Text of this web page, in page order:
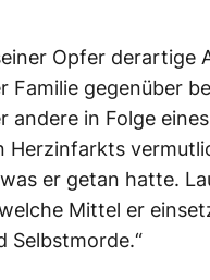
Opfer derartige
Familie gegenüber
andere in Folge
Herzinfarkts
er getan hatte.
Mittel er
Selbstmorde.“